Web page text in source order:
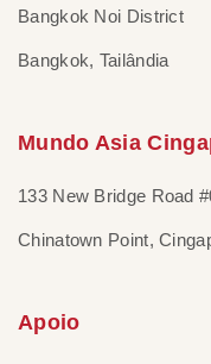
Bangkok Noi District
Bangkok, Tailândia
Mundo Asia
133 New Bridge Road
Chinatown Point,
Apoio